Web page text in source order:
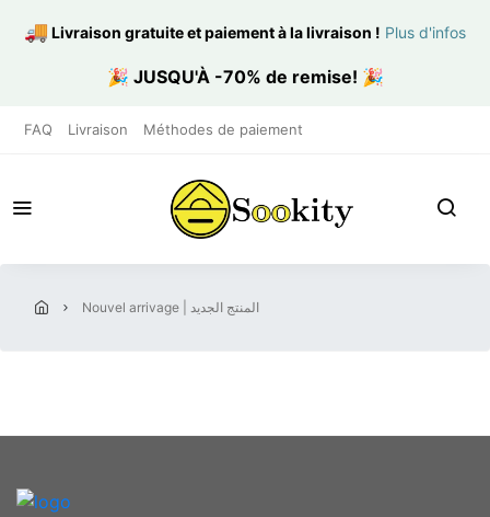
🚚 Livraison gratuite et paiement à la livraison ! Plus d'infos
🎉 JUSQU'À -70% de remise! 🎉
FAQ Livraison Méthodes de paiement
nouvel arrivage | المنتج الجديد